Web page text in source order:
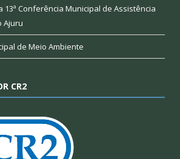
13ª Conferência Municipal de Assistência
Ajuru
de Meio Ambiente
CR2